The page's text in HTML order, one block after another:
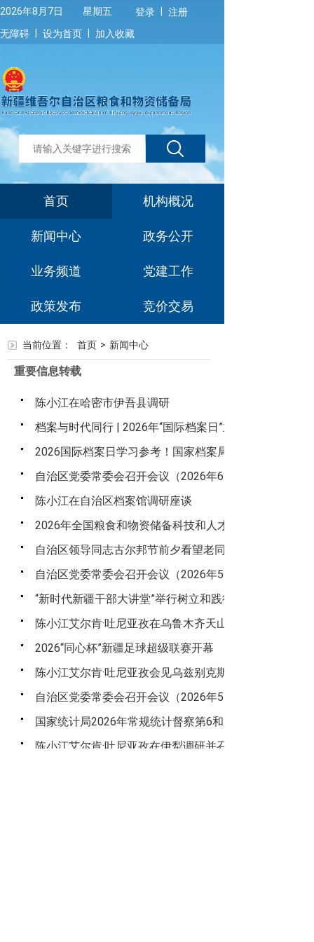
2026年8月7日 星期五 登录
注册
无障碍
设为首页 加入收藏
首页 机构概况
新闻中心 政务公开
业务频道 党建工作
政策发布 竞价交易
当前位置： 首页 > 新闻中心
重要信息转载
陈小江在哈密市伊吾县调研
档案与时代同行 | 2026年“国际档案日”主题宣传
2026国际档案日学习参考！国家档案局令第1—22号
自治区党委常委会召开会议（2026年6月3日）
陈小江在自治区档案馆调研座谈
2026年全国粮食和物资储备科技和人才工作推进会在湖
自治区领导同志古尔邦节前夕看望老同志
自治区党委常委会召开会议（2026年5月25日）
“新时代新疆干部大讲堂”举行树立和践行正确政绩观专
陈小江艾尔肯·吐尼亚孜在乌鲁木齐天山国际机场调研
2026“同心杯”新疆足球超级联赛开幕
陈小江艾尔肯·吐尼亚孜会见乌兹别克斯坦卡拉卡尔帕克
自治区党委常委会召开会议（2026年5月14日）
国家统计局2026年常规统计督察第6和第7统计督察组分
陈小江艾尔肯·吐尼亚孜在伊犁调研并召开文旅工作座谈